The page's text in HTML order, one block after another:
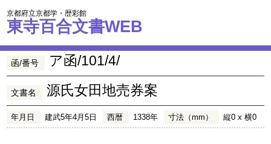
京都府立京都学・歴彩館
東寺百合文書WEB
函/番号 ア函/101/4/
文書名 源氏女田地売券案
年月日 建武5年4月5日 西暦 1338年 寸法（mm） 縦0 x 横0